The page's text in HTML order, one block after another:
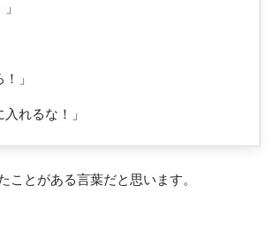
」
入れるな！」
ことがある言葉だと思います。